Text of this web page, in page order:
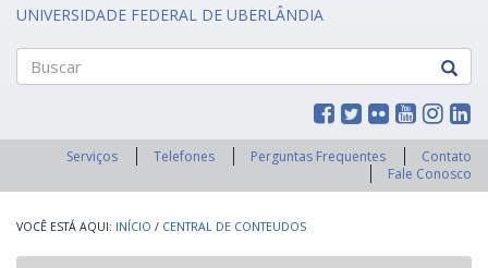
UNIVERSIDADE FEDERAL DE UBERLÂNDIA
Serviços Telefones Perguntas Frequentes
Contato
Fale Conosco
INÍCIO / CENTRAL DE CONTEUDOS